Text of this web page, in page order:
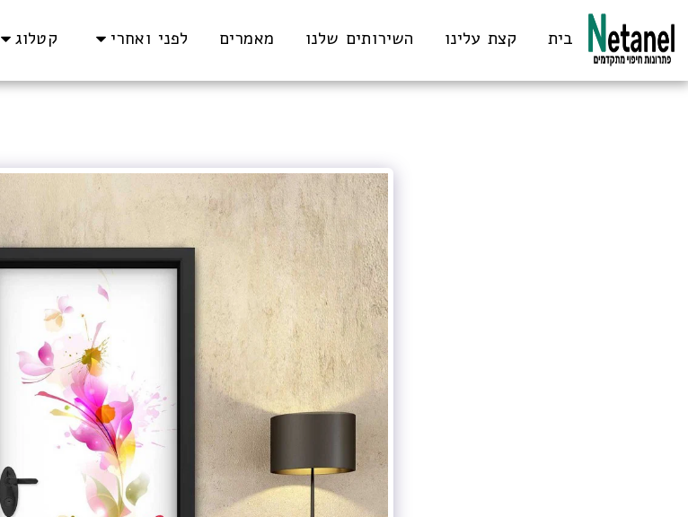
בית קצת עלינו השירותים שלנו מאמרים לפני ואחרי קטלוג